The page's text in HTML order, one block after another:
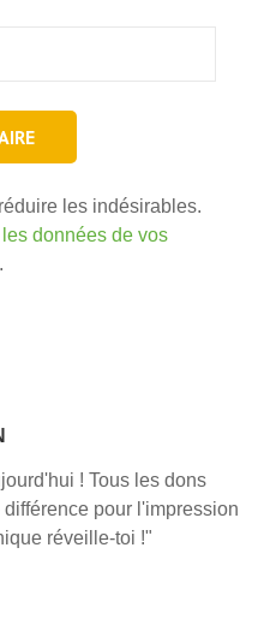
les indésirables.
données de vos
.
! Tous les dons
pour l'impression
réveille-toi !"